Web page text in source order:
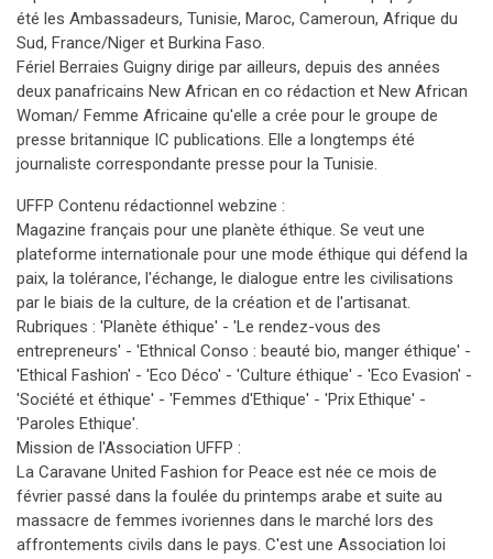
été les Ambassadeurs, Tunisie, Maroc, Cameroun, Afrique du
Sud, France/Niger et Burkina Faso.
Fériel Berraies Guigny dirige par ailleurs, depuis des années
deux panafricains New African en co rédaction et New African
Woman/ Femme Africaine qu'elle a crée pour le groupe de
presse britannique IC publications. Elle a longtemps été
journaliste correspondante presse pour la Tunisie.
UFFP Contenu rédactionnel webzine :
Magazine français pour une planète éthique. Se veut une
plateforme internationale pour une mode éthique qui défend la
paix, la tolérance, l'échange, le dialogue entre les civilisations
par le biais de la culture, de la création et de l'artisanat.
Rubriques : 'Planète éthique' - 'Le rendez-vous des
entrepreneurs' - 'Ethnical Conso : beauté bio, manger éthique' -
'Ethical Fashion' - 'Eco Déco' - 'Culture éthique' - 'Eco Evasion' -
'Société et éthique' - 'Femmes d'Ethique' - 'Prix Ethique' -
'Paroles Ethique'.
Mission de l'Association UFFP :
La Caravane United Fashion for Peace est née ce mois de
février passé dans la foulée du printemps arabe et suite au
massacre de femmes ivoriennes dans le marché lors des
affrontements civils dans le pays. C'est une Association loi